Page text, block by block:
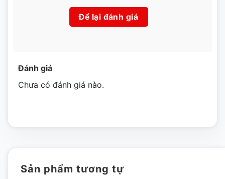
luôn được đặt lên hàng đầu
Có một bộ máy bảo vệ tay được làm bằng thép không gỉ
Tùy theo kiểu máy mà có hệ thống làm mát trong các thiết
Để lại đánh giá
Đánh giá
Chưa có đánh giá nào.
Sản phẩm tương tự